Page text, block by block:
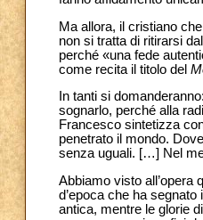
Ma allora, il cristiano
non si tratta di ritirarsi
perché «una fede
come recita il titolo del
In tanti si
sognarlo, perché alla
Francesco sintetizza
penetrato il mondo.
senza uguali. […] Nel
Abbiamo visto all’opera
d’epoca che ha
antica, mentre le glorie